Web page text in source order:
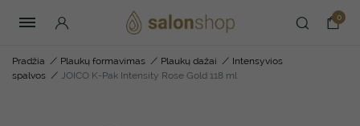
0
Pradžia / Plaukų formavimas / Plaukų dažai / Intensyvios
spalvos / JOICO K-Pak Intensity Rose Gold 118 ml